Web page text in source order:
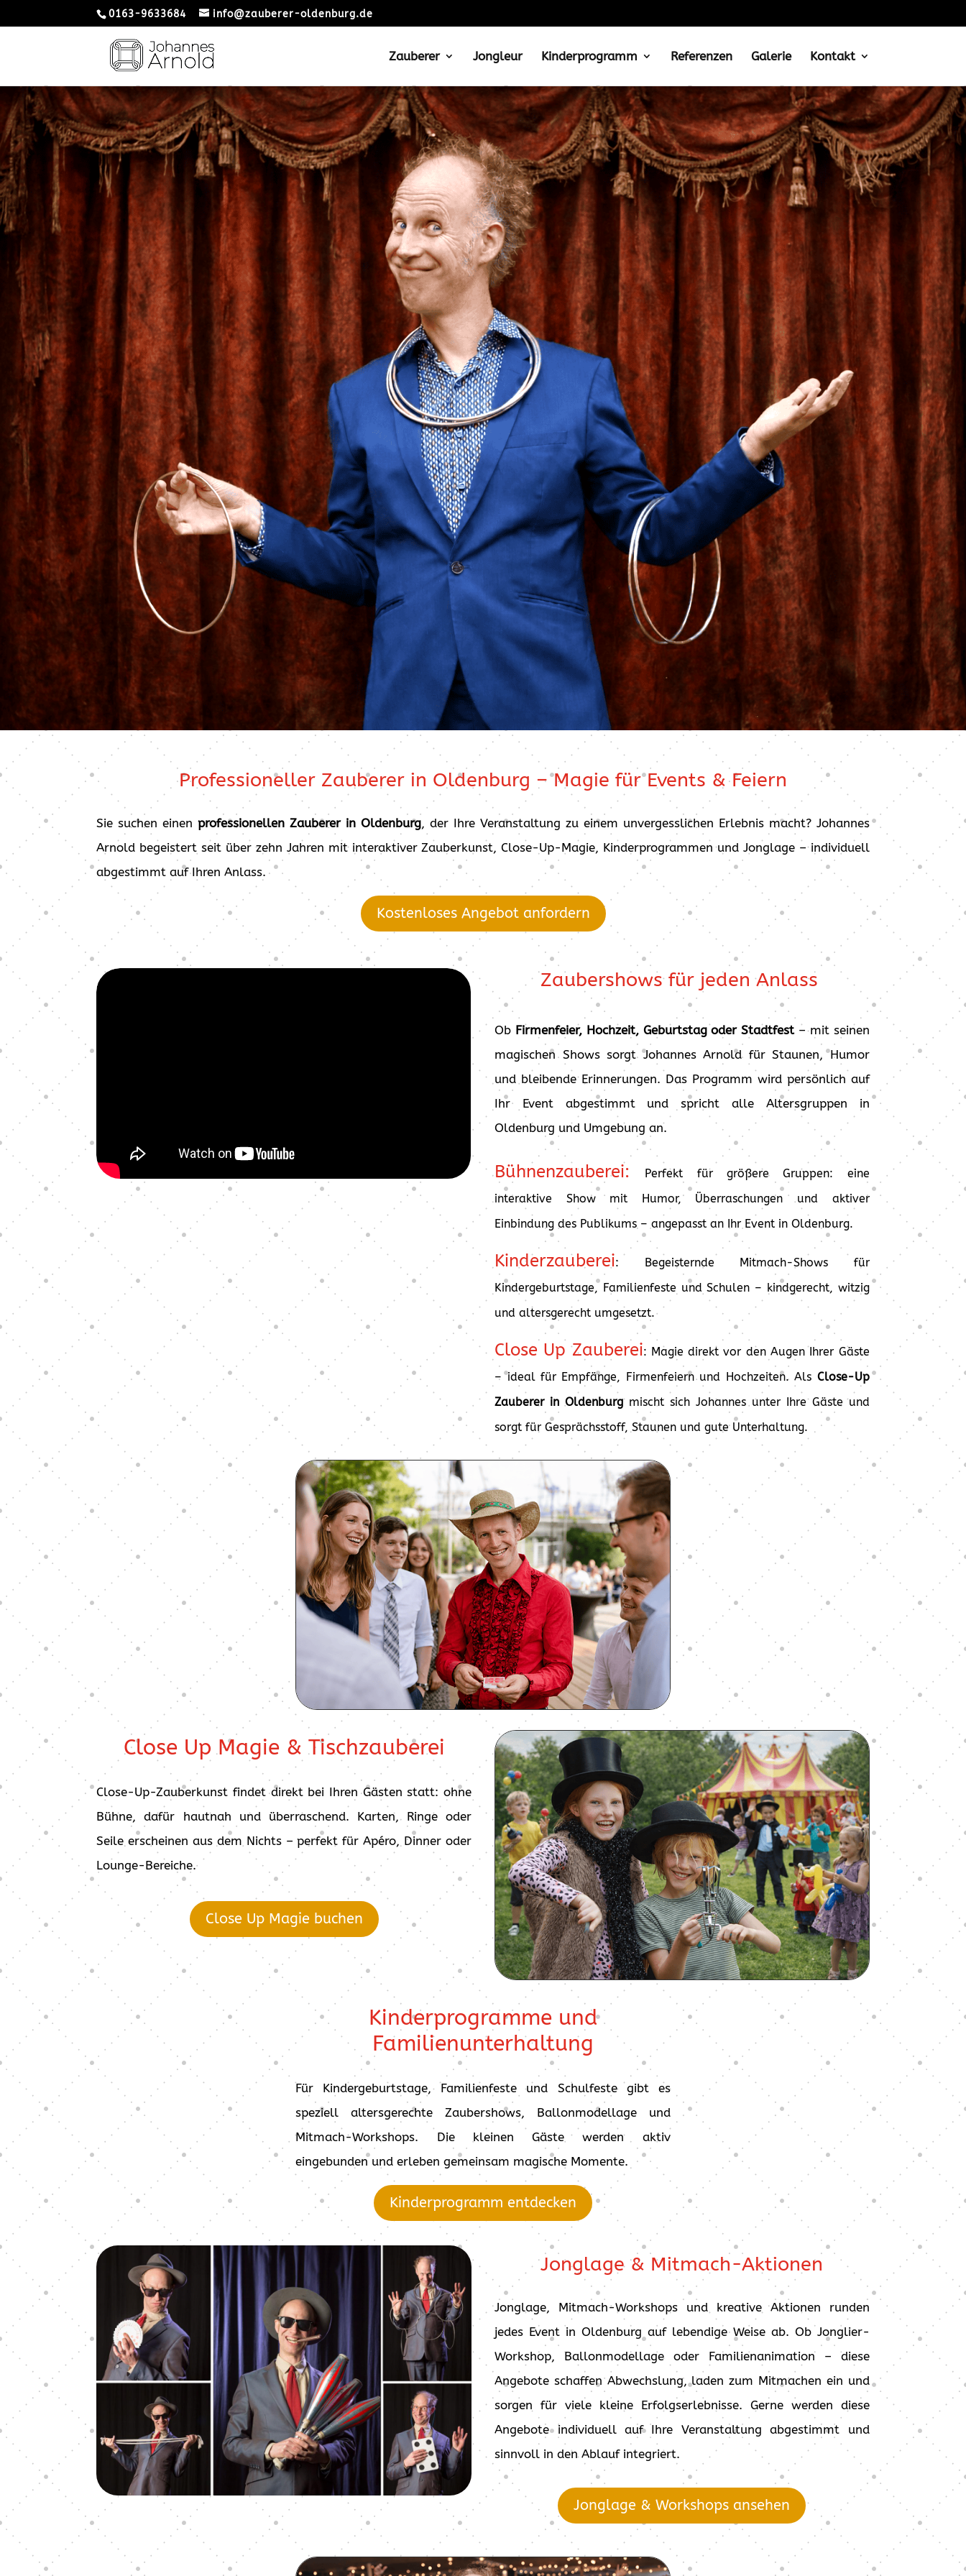
0163-9633684 info@zauberer-oldenburg.de
Zauberer Jongleur Kinderprogramm Referenzen Galerie Kontakt
Professioneller Zauberer in Oldenburg – Magie für Events & Feiern
Sie suchen einenprofessionellen Zauberer in Oldenburg, der Ihre Veranstaltung zu einem unvergesslichen Erlebnis macht? Johannes
Arnold begeistert seit über zehn Jahren mit interaktiver Zauberkunst, Close-Up-Magie, Kinderprogrammen und Jonglage – individuell
abgestimmt auf Ihren Anlass.
Kostenloses Angebot anfordern
Zaubershows für jeden Anlass
Ob Firmenfeier, Hochzeit, Geburtstag oder Stadtfest– mit seinen
magischen Shows sorgt Johannes Arnold für Staunen, Humor
und bleibende Erinnerungen. Das Programm wird persönlich auf
Ihr Event abgestimmt und spricht alle Altersgruppen in
Oldenburg und Umgebung an.
Bühnenzauberei:
Perfekt für größere Gruppen: eine
interaktive Show mit Humor, Überraschungen und aktiver
Einbindung des Publikums – angepasst an Ihr Event in Oldenburg.
Kinderzauberei: Begeisternde Mitmach-Shows für
Kindergeburtstage, Familienfeste und Schulen – kindgerecht, witzig
und altersgerecht umgesetzt.
Close Up Zauberei: Magie direkt vor den Augen Ihrer Gäste
– ideal für Empfänge, Firmenfeiern und Hochzeiten. Als Close-Up
Zauberer in Oldenburgmischt sich Johannes unter Ihre Gäste und
sorgt für Gesprächsstoff, Staunen und gute Unterhaltung.
Close Up Magie & Tischzauberei
Close-Up-Zauberkunst findet direkt bei Ihren Gästen statt: ohne
Bühne, dafür hautnah und überraschend. Karten, Ringe oder
Seile erscheinen aus dem Nichts – perfekt für Apéro, Dinner oder
Lounge-Bereiche.
Close Up Magie buchen
Kinderprogramme und
Familienunterhaltung
Für Kindergeburtstage, Familienfeste und Schulfeste gibt es
speziell altersgerechte Zaubershows, Ballonmodellage und
Mitmach-Workshops. Die kleinen Gäste werden aktiv
eingebunden und erleben gemeinsam magische Momente.
Kinderprogramm entdecken
Jonglage & Mitmach-Aktionen
Jonglage, Mitmach-Workshops und kreative Aktionen runden
jedes Event in Oldenburg auf lebendige Weise ab. Ob Jonglier-
Workshop, Ballonmodellage oder Familienanimation – diese
Angebote schaffen Abwechslung, laden zum Mitmachen ein und
sorgen für viele kleine Erfolgserlebnisse. Gerne werden diese
Angebote individuell auf Ihre Veranstaltung abgestimmt und
sinnvoll in den Ablauf integriert.
Jonglage & Workshops ansehen